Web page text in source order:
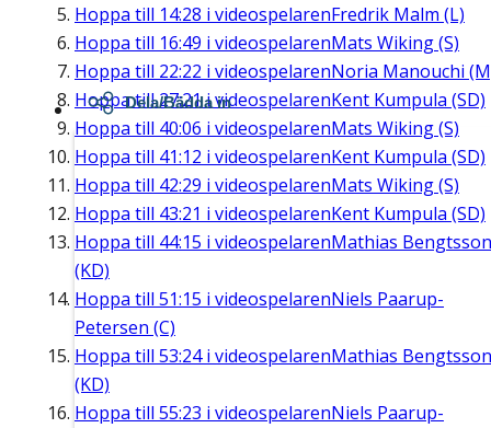
Hoppa till 14:28 i videospelarenFredrik Malm (L)
Hoppa till 16:49 i videospelarenMats Wiking (S)
Hoppa till 22:22 i videospelarenNoria Manouchi
Hoppa till27:21i videospelarenKent Kumpula (SD)
Hoppa till 40:06 i videospelarenMats Wiking (S)
Hoppa till 41:12 i videospelarenKent Kumpula (SD)
Hoppa till 42:29 i videospelarenMats Wiking (S)
Hoppa till 43:21 i videospelarenKent Kumpula (SD)
Hoppa till 44:15 i videospelarenMathias Bengtsson
(KD)
Hoppa till 51:15 i videospelarenNiels Paarup-
Petersen (C)
Hoppa till 53:24i videospelarenMathias Bengtsson
(KD)
Hoppa till 55:23 i videospelarenNiels Paarup-
Dela/Bädda in